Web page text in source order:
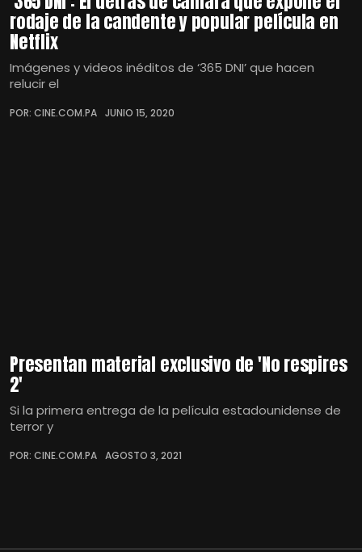
rodaje de la candente y popular película en
Netflix
Imágenes y videos inéditos de ‘365 DNI’ que hacen
relucir el
POR: CINE.COM.PA JUNIO 15, 2020
Presentan material exclusivo de 'No respires
2'
Si la primera entrega de la película estadounidense de
terror y
POR: CINE.COM.PA AGOSTO 3, 2021